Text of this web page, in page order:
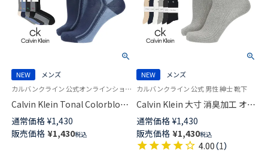
NEW
メンズ
カルバンクライン 公式オンラインショップ 紳士 靴下 男性
Calvin Klein Tonal Colorblok
クルー丈 カジュアル ソックス
メンズ 02542276
通常価格 ¥1,430
販売価格 ¥1,430税込
NEW
メンズ
カルバンクライン 公式 男性 紳士 靴下
Calvin Klein 大寸 消臭加工 オー
ガニックコットン混 ワンポイン
ト リブ クルー丈 カジュアル ソ
ックス メンズ 日本製 大きいサ
イズ【27-29cm】02542110
通常価格 ¥1,430
販売価格 ¥1,430税込
4.00（1）